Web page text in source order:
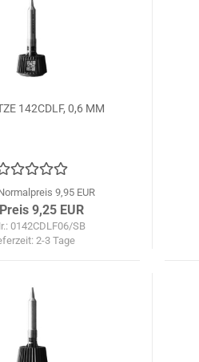
142CDLF, 0,6 MM
9,95 EUR
9,25 EUR
0142CDLF06/SB
2-3 Tage